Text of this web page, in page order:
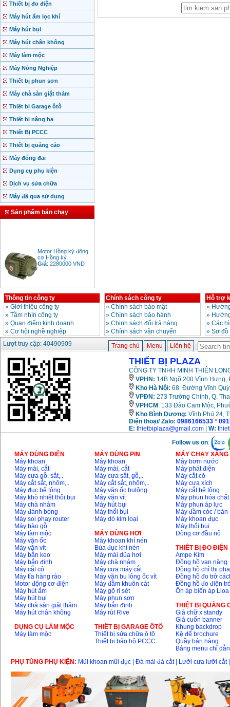
Thiết bị đo điện
Máy hút ẩm lọc khí
Máy hút bụi
Máy hút chân không
Máy làm mộc
Máy Nông Nghiệp
Thiết bị phun sơn
Máy chà sàn giặt thảm
Thiết bị Garage ôtô
Thiết bị nâng hạ
Thiết Bị PCCC
Thiết bị quảng cáo
Máy đóng đai
Dụng cụ phụ kiện
Dịch vụ sửa chữa
Máy đã qua sử dụng
Sản phẩm bán chạy
Motor Hồng ký động
cơ Hồng ký
Giá :2280000 VND
Bảng giá động cơ
diesel đầu nổ diesel
Giá:6500000
Bảng giá mũi khoan
rút lõi bê tông
Máy khoan Bosch đa
năng GBH 2-26DRE
(800W)
Giá
3980000
Máy cưa xích chạy
Máy cắt góc đa năng
Makita LS1019L
(1510W)
Giá 14068000
Bộ máy khoan 100
chi tiết Bosch GSB
13RE (650W)
Giá :2200000
Máy khoan Bosch
GSB 16RE (750W)
Giá
1850000
Động cơ xăng Honda
GX160 (5.5HP)
Giá:7200000
Giá:1296000 VND
Thông tin công ty
» Giới thiệu công ty
» Tầm nhìn công ty
» Quan điểm kinh doanh
» Cơ hội nghề nghiệp
Chính sách công ty
» Chính sách bảo mật
» Chính sách bảo hành
» Chinh sách đổi trả hàng
» Chính sách vận chuyển
Hỗ trợ
»
»
» Các
» Sơ
Lượt truy cập: 40490909
Trang chủ Menu Liên hệ
THIẾT BỊ PLAZA
CÔNG TY TNHH MINH THIÊN
VPHN: 14B Ngõ 200 Vĩnh Hưng,
Kho Hà Nội: 68 Đường Vĩnh
VPĐN: 273 Trường Chinh, Q.
VPHCM : 133 Đào Cam Mộc,
Kho Bình Dương: Vĩnh Phú 24,
Điện thoại/ Zalo: 0986166533 *
E: thietbiplaza@gmail.com W:
Follow us on:
MÁY DÙNG ĐIỆN
Máy khoan
Máy mài, cắt
Máy cưa gỗ, sắt,..
Máy cắt sắt, nhôm,..
Máy đục bê tông
Máy khò nhiệt thổi bụi
Máy chà nhám
Máy đánh bóng
Máy soi phay router
Máy bào gỗ
Máy làm mộc
Máy vặn ốc
Máy vặn vít
Máy bắn keo
Máy bắn đinh
Máy cắt cỏ
Máy tỉa hàng rào
Motor động cơ điện
Máy hút ẩm
Máy hút bụi
Máy chà sàn giặt thảm
Máy hút chân không
DỤNG CỤ LÀM MỘC
Máy làm mộc
MÁY DÙNG PIN
Máy khoan
Máy mài, cắt
Máy cưa sắt, gỗ,..
Máy cắt sắt, nhôm,..
Máy vặn ốc bulông
Máy vặn vít
Máy hút bụi
Máy thổi bụi
Máy dò kim loại
MÁY DÙNG HƠI
Máy khoan khí nén
Búa đục khí nén
Máy mài dũa hơi
Máy chà nhám
Máy cưa máy cắt
Máy vặn bu lông ốc vít
Máy đầm khuôn cát
Máy gõ rỉ sét
Máy phun sơn
Máy bắn đinh
Máy rút Rive
THIÊT BỊ GARAGE ÔTÔ
Thiết bị sửa chữa ô tô
Thiết bị bảo hộ PCCC
MÁY CHẠY
Máy bơm nước
Máy phát điện
Máy cắt cỏ
Máy cưa xích
Máy cắt bê tông
Máy phun hóa chất
Máy phun áp lực
Máy đầm cóc / bàn
Máy khoan đục
Máy thổi bụi
Động cơ đầu nổ
THIÊT BỊ ĐO ĐIỆN
Ampe Kìm
Đồng hồ vạn năng
Đồng hồ chỉ thị pha
Đồng hồ đo trở
Đồng hồ đo điện
Ổn áp biến áp Lioa
THIỆT BỊ QUẢNG
Giá chữ x standy
Giá cuốn banner
Khung backdrop
Kệ để brochure
Quầy bán hàng
Bảng menu chỉ dẫn
PHỤ TÙNG PHỤ KIỆN: Mũi khoan mũi đục Đá mài đá cắt| Lưỡi cưa lưỡi cắt